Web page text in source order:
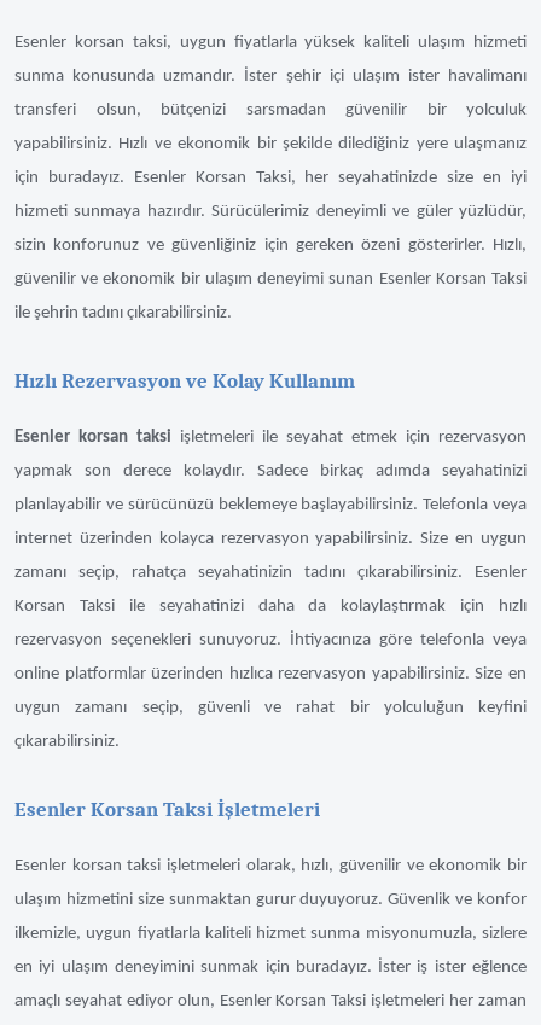
Esenler korsan taksi, uygun fiyatlarla yüksek kaliteli ulaşım hizmeti
sunma konusunda uzmandır. İster şehir içi ulaşım ister havalimanı
transferi olsun, bütçenizi sarsmadan güvenilir bir yolculuk
yapabilirsiniz. Hızlı ve ekonomik bir şekilde dilediğiniz yere ulaşmanız
için buradayız. Esenler Korsan Taksi, her seyahatinizde size en iyi
hizmeti sunmaya hazırdır. Sürücülerimiz deneyimli ve güler yüzlüdür,
sizin konforunuz ve güvenliğiniz için gereken özeni gösterirler. Hızlı,
güvenilir ve ekonomik bir ulaşım deneyimi sunan Esenler Korsan Taksi
ile şehrin tadını çıkarabilirsiniz.
Hızlı Rezervasyon ve Kolay Kullanım
Esenler korsan taksi işletmeleri ile seyahat etmek için rezervasyon
yapmak son derece kolaydır. Sadece birkaç adımda seyahatinizi
planlayabilir ve sürücünüzü beklemeye başlayabilirsiniz. Telefonla veya
internet üzerinden kolayca rezervasyon yapabilirsiniz. Size en uygun
zamanı seçip, rahatça seyahatinizin tadını çıkarabilirsiniz. Esenler
Korsan Taksi ile seyahatinizi daha da kolaylaştırmak için hızlı
rezervasyon seçenekleri sunuyoruz. İhtiyacınıza göre telefonla veya
online platformlar üzerinden hızlıca rezervasyon yapabilirsiniz. Size en
uygun zamanı seçip, güvenli ve rahat bir yolculuğun keyfini
çıkarabilirsiniz.
Esenler Korsan Taksi İşletmeleri
Esenler korsan taksi işletmeleri olarak, hızlı, güvenilir ve ekonomik bir
ulaşım hizmetini size sunmaktan gurur duyuyoruz. Güvenlik ve konfor
ilkemizle, uygun fiyatlarla kaliteli hizmet sunma misyonumuzla, sizlere
en iyi ulaşım deneyimini sunmak için buradayız. İster iş ister eğlence
amaçlı seyahat ediyor olun, Esenler Korsan Taksi işletmeleri her zaman